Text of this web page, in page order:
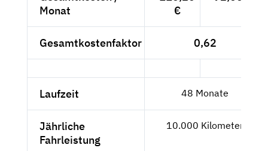
Monat
€
Gesamtkostenfaktor 0,62
Laufzeit 48 Monate
Jährliche
Fahrleistung
10.000 Kilometer